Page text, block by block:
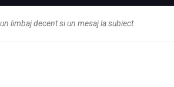
limbaj decent si un mesaj la subiect.